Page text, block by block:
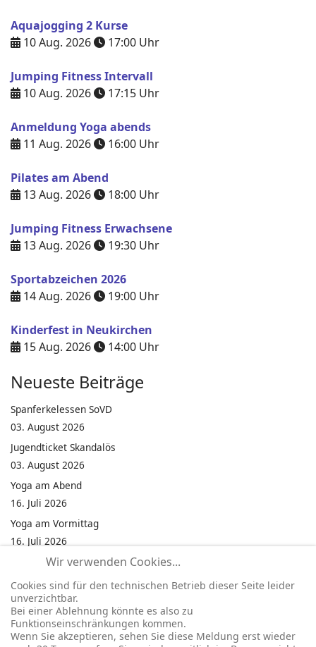
Aquajogging 2 Kurse
10 Aug. 2026
17:00 Uhr
Jumping Fitness Intervall
10 Aug. 2026
17:15 Uhr
Anmeldung Yoga abends
11 Aug. 2026
16:00 Uhr
Pilates am Abend
13 Aug. 2026
18:00 Uhr
Jumping Fitness Erwachsene
13 Aug. 2026
19:30 Uhr
Sportabzeichen 2026
14 Aug. 2026
19:00 Uhr
Kinderfest in Neukirchen
15 Aug. 2026
14:00 Uhr
Neueste Beiträge
Spanferkelessen SoVD
03. August 2026
Jugendticket Skandalös
03. August 2026
Yoga am Abend
16. Juli 2026
Yoga am Vormittag
16. Juli 2026
Pilates am Abend
16. Juli 2026
Jumping Fitness Intervall
16. Juli 2026
Jumping Fitness Erwachsene
Wir verwenden Cookies...
Cookies sind für den technischen Betrieb dieser Seite leider
unverzichtbar.
Bei einer Ablehnung könnte es also zu
Funktionseinschränkungen kommen.
Wenn Sie akzeptieren, sehen Sie diese Meldung erst wieder